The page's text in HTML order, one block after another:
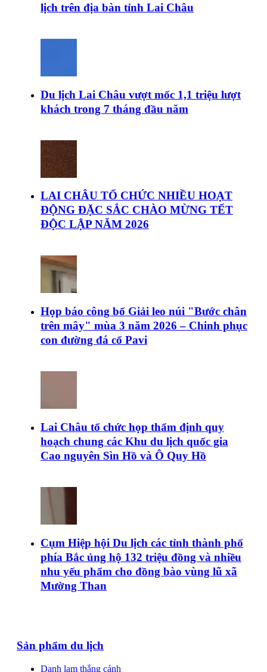
lịch trên địa bàn tỉnh Lai Châu
Du lịch Lai Châu vượt mốc 1,1 triệu lượt
khách trong 7 tháng đầu năm
LAI CHÂU TỔ CHỨC NHIỀU HOẠT
ĐỘNG ĐẶC SẮC CHÀO MỪNG TẾT
ĐỘC LẬP NĂM 2026
Họp báo công bố Giải leo núi "Bước chân
trên mây" mùa 3 năm 2026 – Chinh phục
con đường đá cổ Pavi
Lai Châu tổ chức họp thẩm định quy
hoạch chung các Khu du lịch quốc gia
Cao nguyên Sìn Hồ và Ô Quy Hồ
Cụm Hiệp hội Du lịch các tỉnh thành phố
phía Bắc ủng hộ 132 triệu đồng và nhiều
nhu yếu phẩm cho đồng bào vùng lũ xã
Mường Than
Sản phẩm du lịch
Danh lam thắng cảnh